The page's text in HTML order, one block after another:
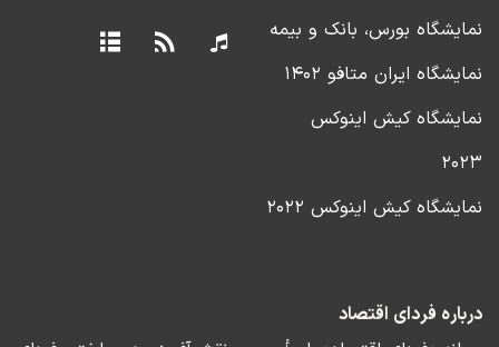
نمایشگاه بورس، بانک و بیمه
نمایشگاه ایران متافو ۱۴۰۲
نمایشگاه کیش اینوکس
۲۰۲۳
نمایشگاه کیش اینوکس ۲۰۲۲
درباره فردای اقتصاد